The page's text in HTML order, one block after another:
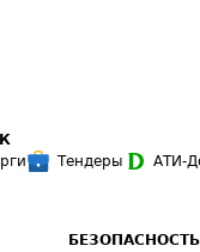
Тендеры АТИ-
БЕЗОПАСНОСТЬ